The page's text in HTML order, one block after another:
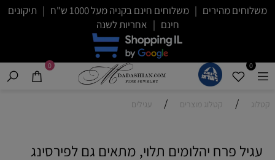
משלוחים מהירים | משלוחים חינם בקניה מעל 1000 ש"ח | תיקונים
חינם | אחריות לשנה
0
0
קטלוג / קטלוג מוצרים / עגילים
עגיל פרח יהלומים תלוי, מתאים גם לפירסינג